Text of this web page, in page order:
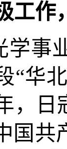
工作
学事
“华
，
国